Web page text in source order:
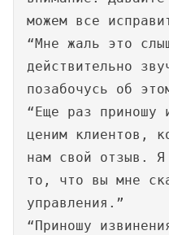
можем все
“Мне жаль это
действительно
позабочусь об
“Еще раз приношу
ценим клиентов,
нам свой отзыв. Я
то, что вы мне
управления.”
“Приношу